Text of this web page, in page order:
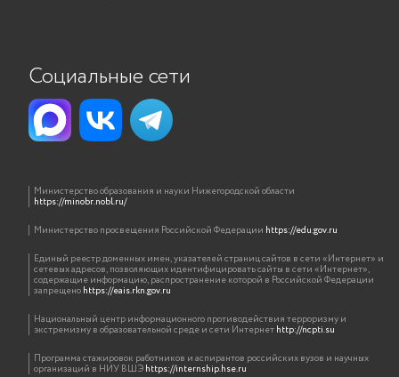
Социальные сети
Министерство образования и науки Нижегородской области
https://minobr.nobl.ru/
Министерство просвещения Российской Федерации https://edu.gov.ru
Единый реестр доменных имен, указателей страниц сайтов в сети «Интернет» и
сетевых адресов, позволяющих идентифицировать сайты в сети «Интернет»,
содержащие информацию, распространение которой в Российской Федерации
запрещеноhttps://eais.rkn.gov.ru
Национальный центр информационного противодействия терроризму и
экстремизму в образовательной среде и сети Интернетhttp://ncpti.su
Программа стажировок работников и аспирантов российских вузов и научных
организаций в НИУ ВШЭhttps://internship.hse.ru